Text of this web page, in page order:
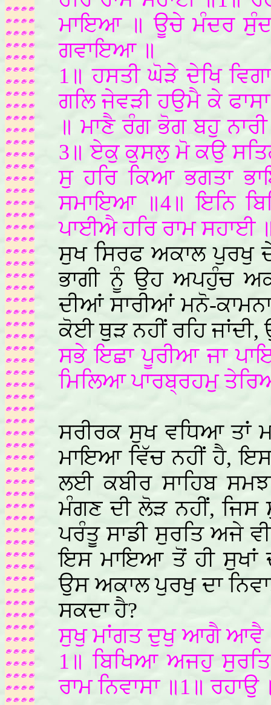
ਮਾਇਆ ॥ ਊਚੇ ਮੰਦਰ
ਗਵਾਇਆ ॥
1॥ ਹਸਤੀ ਘੋੜੇ ਦੇਖਿ
ਗਲਿ ਜੇਵੜੀ ਹਉਮੈ ਕੇ
॥ ਮਾਣੈ ਰੰਗ ਭੋਗ ਬਹੁ
3॥ ਏਕੁ ਕੁਸਲੁ ਮੋ ਕਉ
ਸੁ ਹਰਿ ਕਿਆ ਭਗਤਾ
ਸਮਾਇਆ ॥4॥ ਇਨਿ
ਪਾਈਐ ਹਰਿ ਰਾਮ ਸਹਾਈ
ਸੁਖ ਸਿਰਫ ਅਕਾਲ ਪੁਰਖੁ
ਭਾਗੀ ਨੂੰ ਉਹ ਅਪਹੁੰਚ
ਦੀਆਂ ਸਾਰੀਆਂ ਮਨੋ-
ਕੋਈ ਥੁੜ ਨਹੀਂ ਰਹਿ ਜਾਂਦੀ,
ਸਭੇ ਇਛਾ ਪੂਰੀਆ ਜਾ
ਮਿਲਿਆ ਪਾਰਬ੍ਰਹਮੁ
ਸਰੀਰਕ ਸੁਖ ਵਧਿਆ ਤਾਂ
ਮਾਇਆ ਵਿੱਚ ਨਹੀਂ ਹੈ,
ਲਈ ਕਬੀਰ ਸਾਹਿਬ
ਮੰਗਣ ਦੀ ਲੋੜ ਨਹੀਂ,
ਪਰੰਤੂ ਸਾਡੀ ਸੁਰਤਿ ਅਜੇ
ਇਸ ਮਾਇਆ ਤੋਂ ਹੀ ਸੁਖਾਂ
ਉਸ ਅਕਾਲ ਪੁਰਖੁ ਦਾ
ਸਕਦਾ ਹੈ?
ਸੁਖੁ ਮਾਂਗਤ ਦੁਖੁ ਆਗੈ ਆਵੈ
1॥ ਬਿਖਿਆ ਅਜਹੁ
ਰਾਮ ਨਿਵਾਸਾ ॥1॥ ਰਹਾਉ